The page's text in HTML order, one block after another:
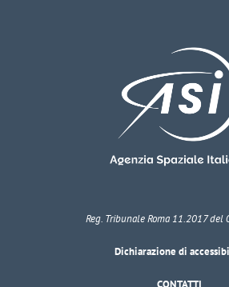
Reg. Tribunale Roma 11.2017
Dichiarazione di
CONTATTI